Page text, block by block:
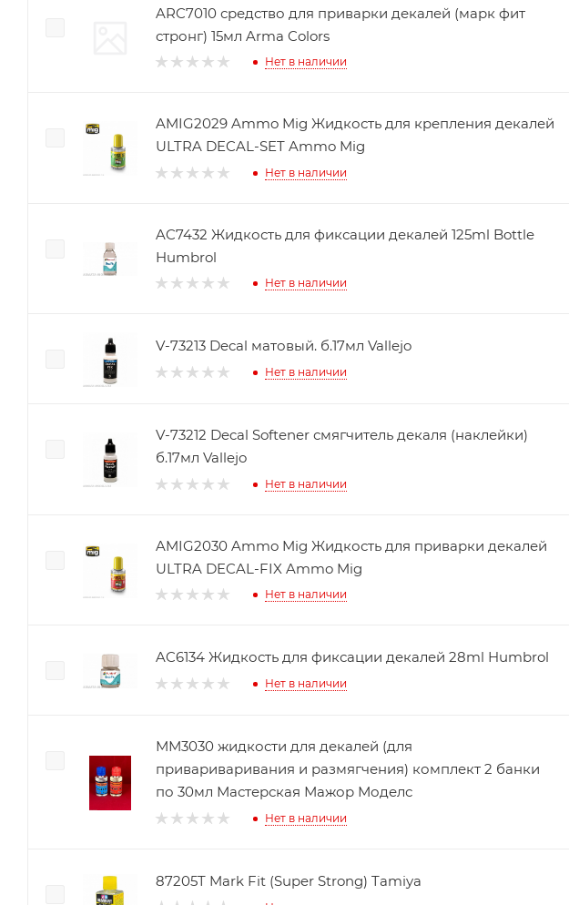
ARC7010 средство для приварки декалей (марк фит
стронг) 15мл Arma Colors
Нет в наличии
AMIG2029 Ammo Mig Жидкость для крепления декалей
ULTRA DECAL-SET Ammo Mig
Нет в наличии
AC7432 Жидкость для фиксации декалей 125ml Bottle
Humbrol
Нет в наличии
V-73213 Decal матовый. б.17мл Vallejo
Нет в наличии
V-73212 Decal Softener смягчитель декаля (наклейки)
б.17мл Vallejo
Нет в наличии
AMIG2030 Ammo Mig Жидкость для приварки декалей
ULTRA DECAL-FIX Ammo Mig
Нет в наличии
AC6134 Жидкость для фиксации декалей 28ml Humbrol
Нет в наличии
ММ3030 жидкости для декалей (для
привариваривания и размягчения) комплект 2 банки
по 30мл Мастерская Мажор Моделс
Нет в наличии
87205T Mark Fit (Super Strong) Tamiya